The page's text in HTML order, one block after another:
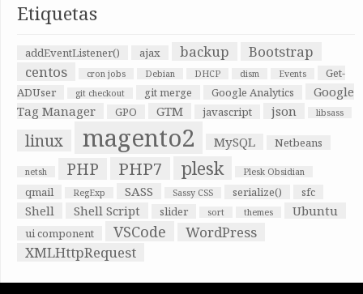
Etiquetas
addEventListener() ajax backup
Bootstrap
centos
cron jobs Debian DHCP dism Events
Get-
ADUser
git checkout git merge Google Analytics
Google
Tag Manager
GPO GTM javascript json libsass
linux magento2 MySQL Netbeans
netsh PHP PHP7 plesk Plesk Obsidian
qmail RegExp SASS Sassy CSS serialize() sfc
Shell Shell Script slider sort themes Ubuntu
ui component VSCode
WordPress
XMLHttpRequest